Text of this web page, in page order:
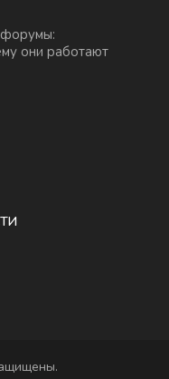
они работают